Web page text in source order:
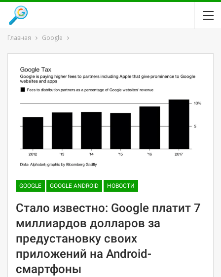
Главная Google
GOOGLE GOOGLE ANDROID НОВОСТИ
Стало известно: Google платит 7
миллиардов долларов за
предустановку своих
приложений на Android-
смартфоны